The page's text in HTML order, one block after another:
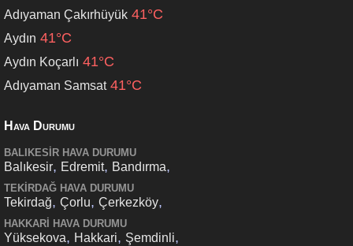
Adıyaman Çakırhüyük 41°C
Aydın 41°C
Aydın Koçarlı 41°C
Adıyaman Samsat 41°C
Hava Durumu
BALIKESIR HAVA DURUMU
Balıkesir, Edremit, Bandırma,
TEKIRDAĞ HAVA DURUMU
Tekirdağ, Çorlu, Çerkezköy,
HAKKARI HAVA DURUMU
Yüksekova, Hakkari, Şemdinli,